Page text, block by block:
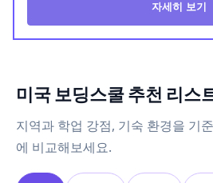
자세히 보기
미국 보딩스쿨 추천 리스
지역과 학업 강점, 기숙 환경을 기
에 비교해보세요.